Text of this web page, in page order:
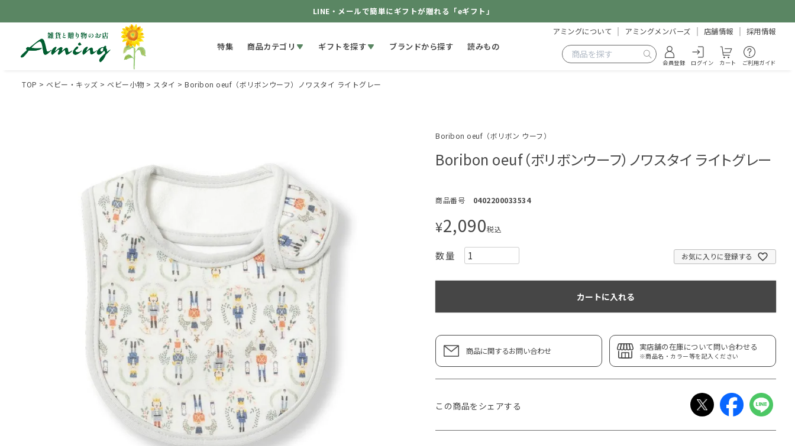
LINE・メールで簡単にギフトが贈れる「eギフト」
特集 商品カテゴリ ギフトを探す ブランドから探す 読みもの
アミングについて アミングメンバーズ 店舗情報 採用情報
会員登録 ログイン カート ご利用ガイド
TOP ベビー・キッズ ベビー小物 スタイ Boribon oeuf（ボリボンウーフ）ノワスタイ ライトグレー
Boribon oeuf（ボリボン ウーフ）
Boribon oeuf（ボリボンウーフ）ノワスタイ ライトグレー
商品番号 0402200033534
¥2,090税込
お気に入りに登録する
カートに入れる
商品に関するお問い合わせ 実店舗の在庫について問い合わせる
※商品名・カラー等を記入ください
この商品をシェアする